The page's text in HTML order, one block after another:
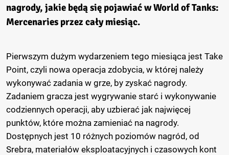
nagrody, jakie będą się pojawiać w World of Tanks:
Mercenaries przez cały miesiąc.
Pierwszym dużym wydarzeniem tego miesiąca jest Take
Point, czyli nowa operacja zdobycia, w której należy
wykonywać zadania w grze, by zyskać nagrody.
Zadaniem gracza jest wygrywanie starć i wykonywanie
codziennych operacji, aby uzbierać jak najwięcej
punktów, które można zamieniać na nagrody.
Dostępnych jest 10 różnych poziomów nagród, od
Srebra, materiałów eksploatacyjnych i czasowych kont